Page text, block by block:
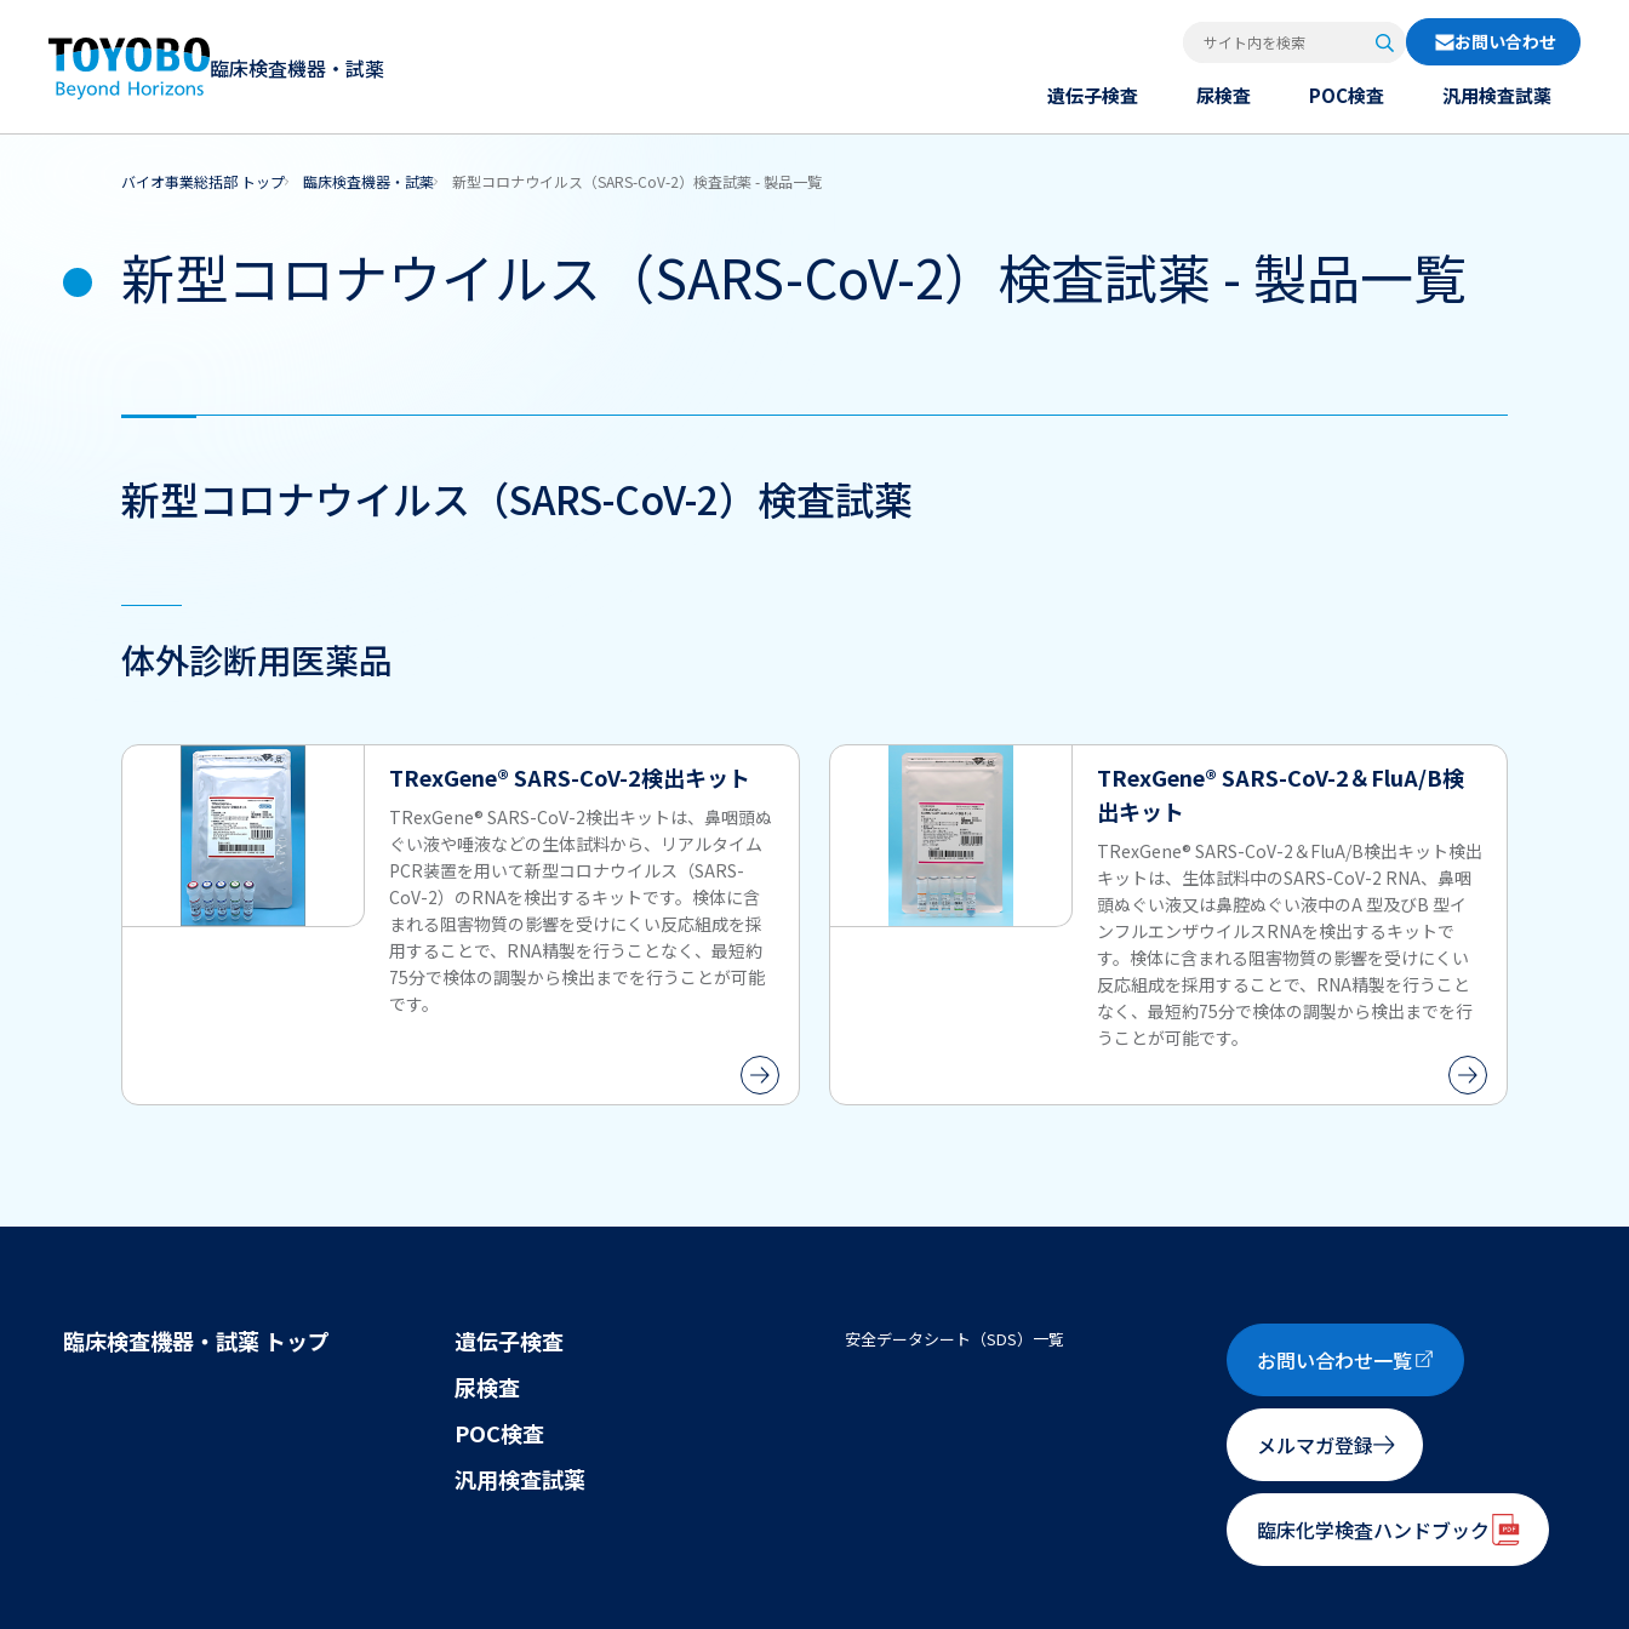
臨床検査機器・試薬
サイト内を検索 検索 お問い合わせ
遺伝子検査 尿検査 POC検査 汎用検査試薬
バイオ事業総括部 トップ 臨床検査機器・試薬 新型コロナウイルス（SARS-CoV-2）検査試薬 - 製品一覧
新型コロナウイルス（SARS-CoV-2）検査試薬 - 製品一覧
新型コロナウイルス（SARS-CoV-2）検査試薬
体外診断用医薬品
TRexGene® SARS-CoV-2検出キット
TRexGene® SARS-CoV-2検出キットは、鼻咽頭ぬ
ぐい液や唾液などの生体試料から、リアルタイム
PCR装置を用いて新型コロナウイルス（SARS-
CoV-2）のRNAを検出するキットです。検体に含
まれる阻害物質の影響を受けにくい反応組成を採
用することで、RNA精製を行うことなく、最短約
75分で検体の調製から検出までを行うことが可能
です。
TRexGene® SARS-CoV-2＆FluA/B検
出キット
TRexGene® SARS-CoV-2＆FluA/B検出キット検出
キットは、生体試料中のSARS-CoV-2 RNA、鼻咽
頭ぬぐい液又は鼻腔ぬぐい液中のA 型及びB 型イ
ンフルエンザウイルスRNAを検出するキットで
す。検体に含まれる阻害物質の影響を受けにくい
反応組成を採用することで、RNA精製を行うこと
なく、最短約75分で検体の調製から検出までを行
うことが可能です。
臨床検査機器・試薬 トップ
遺伝子検査
尿検査
POC検査
汎用検査試薬
安全データシート（SDS）一覧
お問い合わせ一覧
メルマガ登録
臨床化学検査ハンドブック